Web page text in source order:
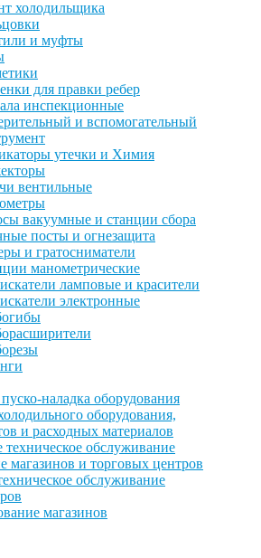
холодильщика
и муфты
для правки ребер
инспекционные
и вспомогательный
утечки и Химия
вентильные
вакуумные и станции сбора
посты и огнезащита
и гратосниматели
манометрические
ламповые и красители
электронные
наладка оборудования
оборудования,
и расходных материалов
техническое обслуживание
магазинов и торговых центров
обслуживание
магазинов